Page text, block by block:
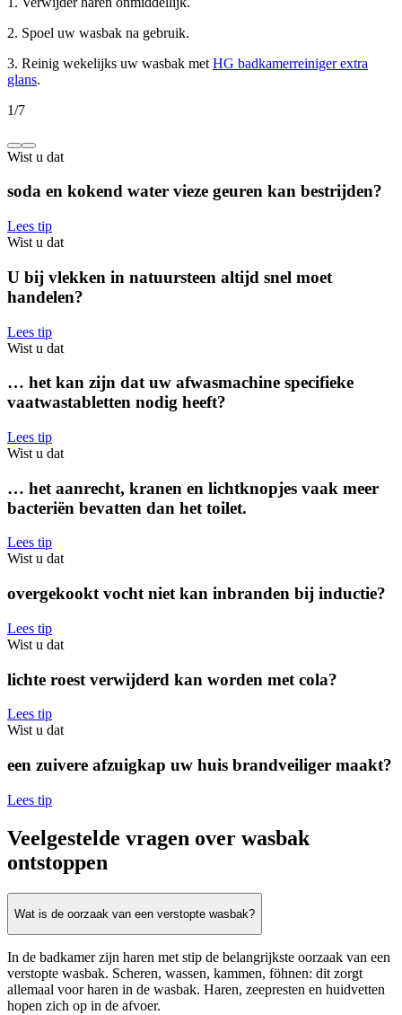
2. Spoel uw wasbak na gebruik.
3. Reinig wekelijks uw wasbak met HG badkamerreiniger extra
glans.
1/7
Wist u dat
soda en kokend water vieze geuren kan bestrijden?
Lees tip
Wist u dat
U bij vlekken in natuursteen altijd snel moet
handelen?
Lees tip
Wist u dat
… het kan zijn dat uw afwasmachine specifieke
vaatwastabletten nodig heeft?
Lees tip
Wist u dat
… het aanrecht, kranen en lichtknopjes vaak meer
bacteriën bevatten dan het toilet.
Lees tip
Wist u dat
overgekookt vocht niet kan inbranden bij inductie?
Lees tip
Wist u dat
lichte roest verwijderd kan worden met cola?
Lees tip
Wist u dat
een zuivere afzuigkap uw huis brandveiliger maakt?
Lees tip
Veelgestelde vragen over wasbak
ontstoppen
Wat is de oorzaak van een verstopte wasbak?
In de badkamer zijn haren met stip de belangrijkste oorzaak van een
verstopte wasbak. Scheren, wassen, kammen, föhnen: dit zorgt
allemaal voor haren in de wasbak. Haren, zeepresten en huidvetten
hopen zich op in de afvoer.